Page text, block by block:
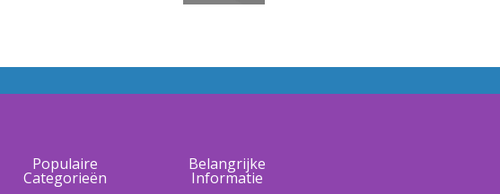
Populaire
Categorieën
Belangrijke
Informatie